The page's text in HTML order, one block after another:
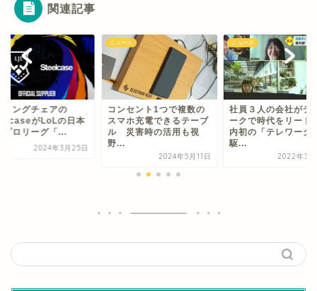
関連記事
ミングチェアの
がLoLの日本
プロリーグ「...
2024年3月25日
ニュース
コンセント1つで複数の
スマホ充電できるテーブ
ル 災害時の活用も視
野...
2024年5月11日
ニュース
社員３人の会社がテ
ークで時代をリー
内初の「テレワーク
駆...
2022年3